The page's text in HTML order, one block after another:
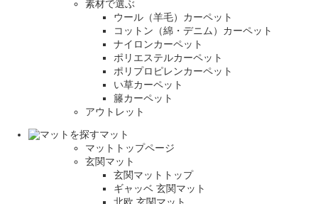
素材で選ぶ
ウール（羊毛）カーペット
コットン（綿・デニム）カーペット
ナイロンカーペット
ポリエステルカーペット
ポリプロピレンカーペット
い草カーペット
籐カーペット
アウトレット
マット
マットトップページ
玄関マット
玄関マットトップ
ギャッベ 玄関マット